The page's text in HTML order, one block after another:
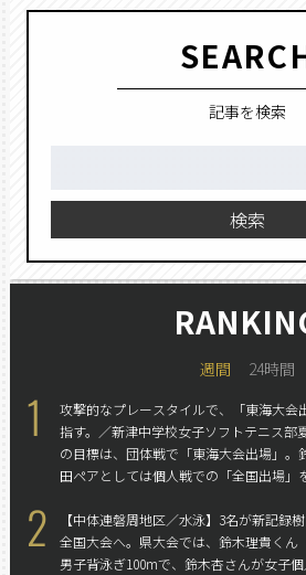
記事を検索
検索
週間 24時間
1
攻撃的なプレースタイルで、「東海大会
指す。／新津中学校女子ソフトテニス部
の目標は、団体戦で「東海大会出場」。
田ペアとしては個人戦での「全国出場」
2
【中体連磐周地区／水泳】3名が新記録
全国大会へ。 県大会では、鈴木理貴くん
男子背泳ぎ100mで、鈴木杏さんが女子